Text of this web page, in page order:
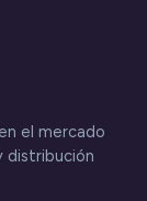
el mercado
distribución